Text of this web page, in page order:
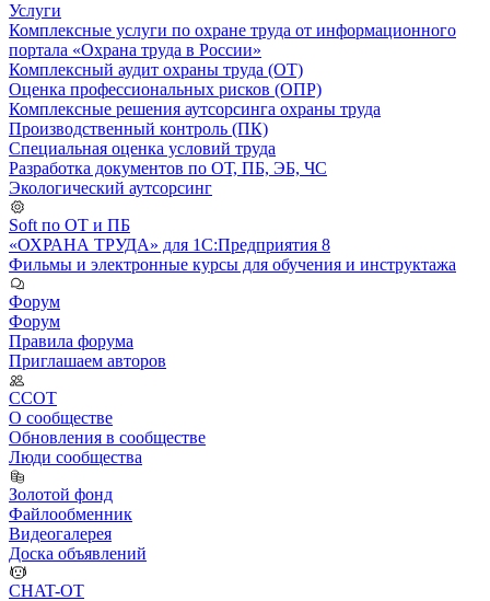
Услуги
Комплексные услуги по охране труда от информационного
портала «Охрана труда в России»
Комплексный аудит охраны труда (ОТ)
Оценка профессиональных рисков (ОПР)
Комплексные решения аутсорсинга охраны труда
Производственный контроль (ПК)
Специальная оценка условий труда
Разработка документов по ОТ, ПБ, ЭБ, ЧС
Экологический аутсорсинг
Soft по ОТ и ПБ
«ОХРАНА ТРУДА» для 1С:Предприятия 8
Фильмы и электронные курсы для обучения и инструктажа
Форум
Форум
Правила форума
Приглашаем авторов
ССОТ
О сообществе
Обновления в сообществе
Люди сообщества
Золотой фонд
Файлообменник
Видеогалерея
Доска объявлений
CHAT-OT